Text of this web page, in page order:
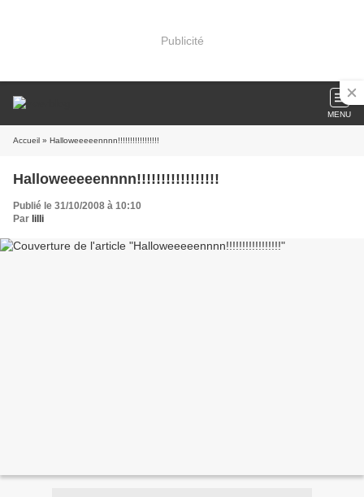
Publicité
MENU
Accueil » Halloweeeeennnn!!!!!!!!!!!!!!!!!
Halloweeeeennnn!!!!!!!!!!!!!!!!!
Publié le 31/10/2008 à 10:10
Par lilli